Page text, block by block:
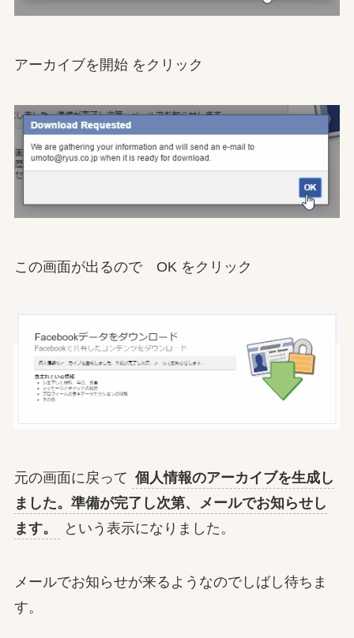
アーカイブを開始 をクリック
この画面が出るので OK をクリック
元の画面に戻って 個人情報のアーカイブを生成し
ました。準備が完了し次第、メールでお知らせし
ます。
という表示になりました。
メールでお知らせが来るようなのでしばし待ちま
す。